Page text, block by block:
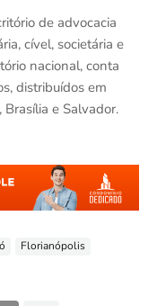
de advocacia
cível, societária e
nacional, conta
distribuídos em
e Salvador.
Florianópolis